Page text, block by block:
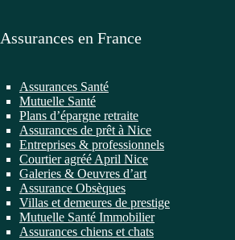
Assurances en France
Assurances Santé
Mutuelle Santé
Plans d’épargne retraite
Assurances de prêt à Nice
Entreprises & professionnels
Courtier agréé April Nice
Galeries & Oeuvres d’art
Assurance Obsèques
Villas et demeures de prestige
Mutuelle Santé Immobilier
Assurances chiens et chats